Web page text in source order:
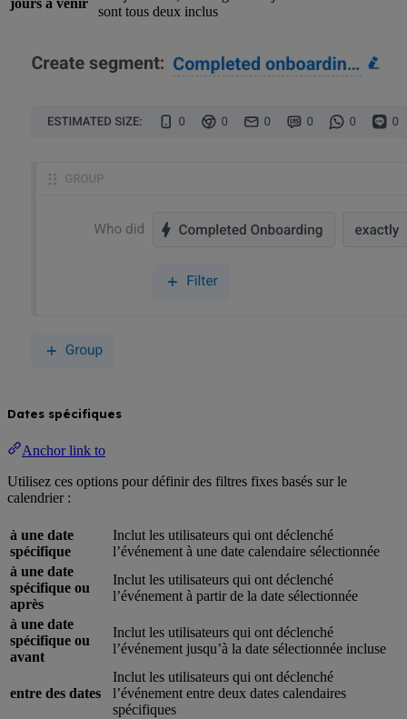
sont tous deux inclus
Dates spécifiques
Anchor link to
Utilisez ces options pour définir des filtres fixes basés sur le
calendrier :
à une date
spécifique
Inclut les utilisateurs qui ont déclenché
l’événement à une date calendaire sélectionnée
à une date
spécifique ou
après
Inclut les utilisateurs qui ont déclenché
l’événement à partir de la date sélectionnée
à une date
spécifique ou
avant
Inclut les utilisateurs qui ont déclenché
l’événement jusqu’à la date sélectionnée incluse
entre des dates
Inclut les utilisateurs qui ont déclenché
l’événement entre deux dates calendaires
spécifiques